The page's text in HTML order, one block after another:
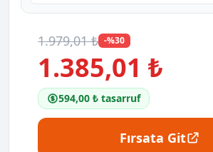
1.979,01 ₺ -%30
1.385,01 ₺
594,00 ₺ tasarruf
Fırsata Git